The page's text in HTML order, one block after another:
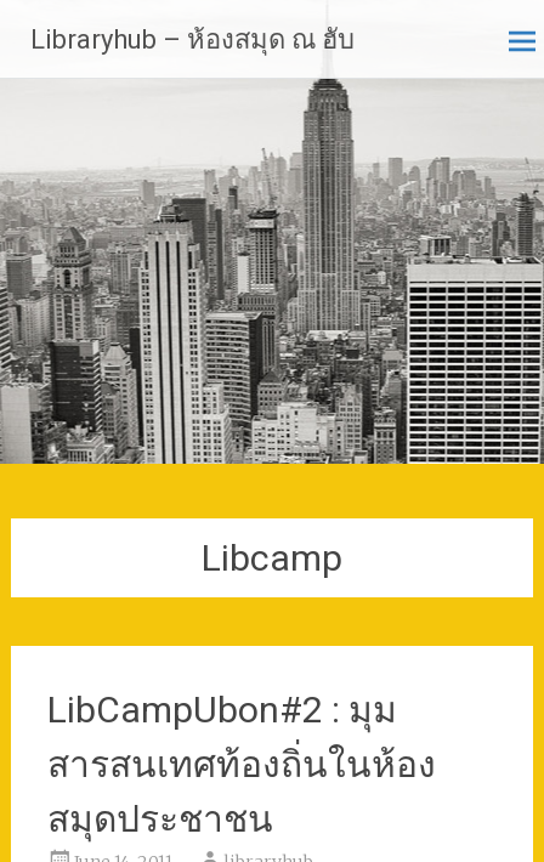
content
Libraryhub – ห้องสมุด ณ ฮับ
Libcamp
LibCampUbon#2 : มุม
สารสนเทศท้องถิ่นในห้อง
สมุดประชาชน